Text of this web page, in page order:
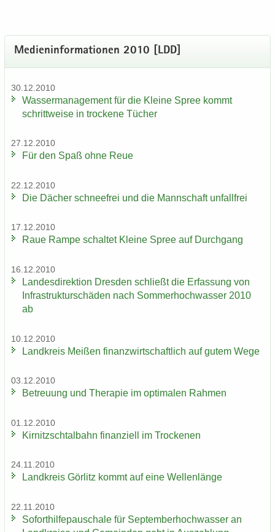
Me­di­en­in­for­ma­tio­nen 2010 [LDD]
30.12.2010
Was­ser­ma­nage­ment für die Klei­ne Spree kommt
schritt­wei­se in tro­cke­ne Tü­cher
27.12.2010
Für den Spaß ohne Reue
22.12.2010
Die Dä­cher schnee­frei und die Mann­schaft un­fall­frei
17.12.2010
Raue Rampe schal­tet Klei­ne Spree auf Durch­gang
16.12.2010
Lan­des­di­rek­ti­on Dres­den schließt die Er­fas­sung von
In­fra­struk­tur­schä­den nach Som­mer­hoch­was­ser 2010
ab
10.12.2010
Land­kreis Mei­ßen fi­nanz­wirt­schaft­lich auf gutem Wege
03.12.2010
Be­treu­ung und The­ra­pie im op­ti­ma­len Rah­men
01.12.2010
Kir­nitzsch­tal­bahn fi­nan­zi­ell im Tro­cke­nen
24.11.2010
Land­kreis Gör­litz kommt auf eine Wel­len­län­ge
22.11.2010
So­fort­hil­fe­pau­scha­le für Sep­tem­ber­hoch­was­ser an